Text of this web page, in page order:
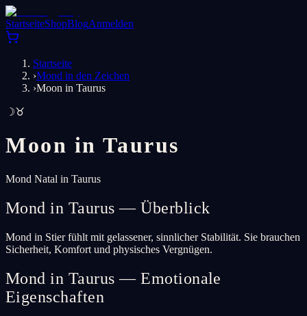
StartseiteShopBlogAnmelden
Startseite
›Mond in den Zeichen
›Moon in Taurus
☽♉
Moon inTaurus
Mond Natal in Taurus
Mond in Taurus — Überblick
Mond in Stier fühlt mit gelassener, sinnlicher Stabilität. Sie brauchen
Sicherheit, Komfort und physisches Vergnügen.
Mond in Taurus — Emotionale
Eigenschaften